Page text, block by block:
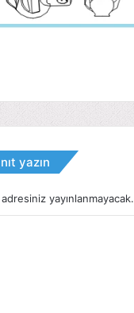
yazın
yayınlanmayacak.